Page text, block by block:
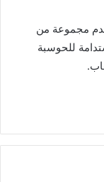
وتقدم مجموعة من
للحوسبة